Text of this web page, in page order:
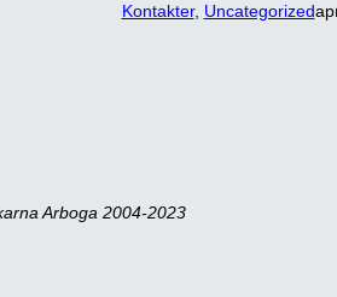
Kontakter, Uncategorized
Arboga 2004-2023